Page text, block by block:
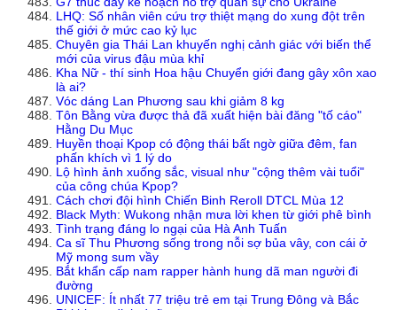
LHQ: Số nhân viên cứu trợ thiệt mạng do xung đột trên
thế giới ở mức cao kỷ lục
Chuyên gia Thái Lan khuyến nghị cảnh giác với biến thể
mới của virus đậu mùa khỉ
Kha Nữ - thí sinh Hoa hậu Chuyển giới đang gây xôn xao
là ai?
Vóc dáng Lan Phương sau khi giảm 8 kg
Tôn Bằng vừa được thả đã xuất hiện bài đăng "tố cáo"
Hằng Du Mục
Huyền thoại Kpop có động thái bất ngờ giữa đêm, fan
phấn khích vì 1 lý do
Lộ hình ảnh xuống sắc, visual như "cộng thêm vài tuổi"
của công chúa Kpop?
Cách chơi đội hình Chiến Binh Reroll DTCL Mùa 12
Black Myth: Wukong nhận mưa lời khen từ giới phê bình
Tình trạng đáng lo ngại của Hà Anh Tuấn
Ca sĩ Thu Phương sống trong nỗi sợ bủa vây, con cái ở
Mỹ mong sum vầy
Bắt khẩn cấp nam rapper hành hung dã man người đi
đường
UNICEF: Ít nhất 77 triệu trẻ em tại Trung Đông và Bắc